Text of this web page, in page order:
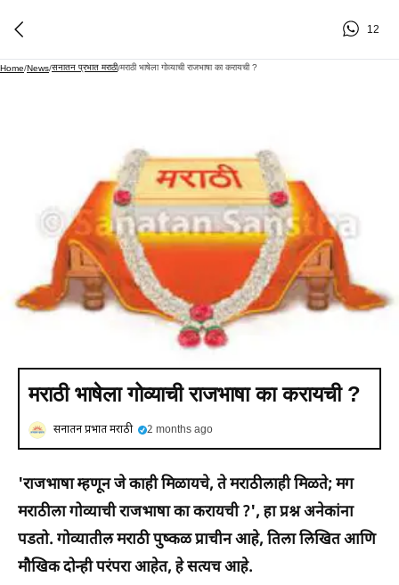
12
Home/News/सनातन प्रभात मराठी/मराठी भाषेला गोव्याची राजभाषा का करायची ?
मराठी भाषेला गोव्याची राजभाषा का करायची ?
सनातन प्रभात मराठी 2 months ago
'राजभाषा म्हणून जे काही मिळायचे, ते मराठीलाही मिळते; मग
मराठीला गोव्याची राजभाषा का करायची ?', हा प्रश्न अनेकांना
पडतो. गोव्यातील मराठी पुष्कळ प्राचीन आहे, तिला लिखित आणि
मौखिक दोन्ही परंपरा आहेत, हे सत्यच आहे.